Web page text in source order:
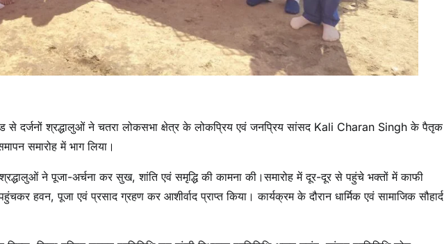
दर्जनों श्रद्धालुओं ने चतरा लोकसभा क्षेत्र के लोकप्रिय एवं जनप्रिय सांसद Kali Charan Singh के पैतृक
समारोह में भाग लिया।
श्रद्धालुओं ने पूजा-अर्चना कर सुख, शांति एवं समृद्धि की कामना की।समारोह में दूर-दूर से पहुंचे भक्तों में काफी
हवन, पूजा एवं प्रसाद ग्रहण कर आशीर्वाद प्राप्त किया। कार्यक्रम के दौरान धार्मिक एवं सामाजिक सौहार्द